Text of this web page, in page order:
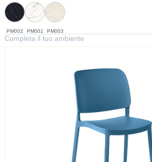
PM002 PM001 PM003
Completa il tuo ambiente